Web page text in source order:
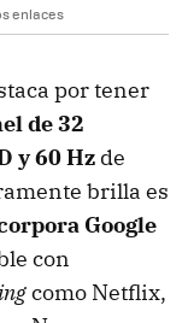
enlaces
por tener
de 32
y 60 Hz de
brilla es
Google
con
como Netflix,